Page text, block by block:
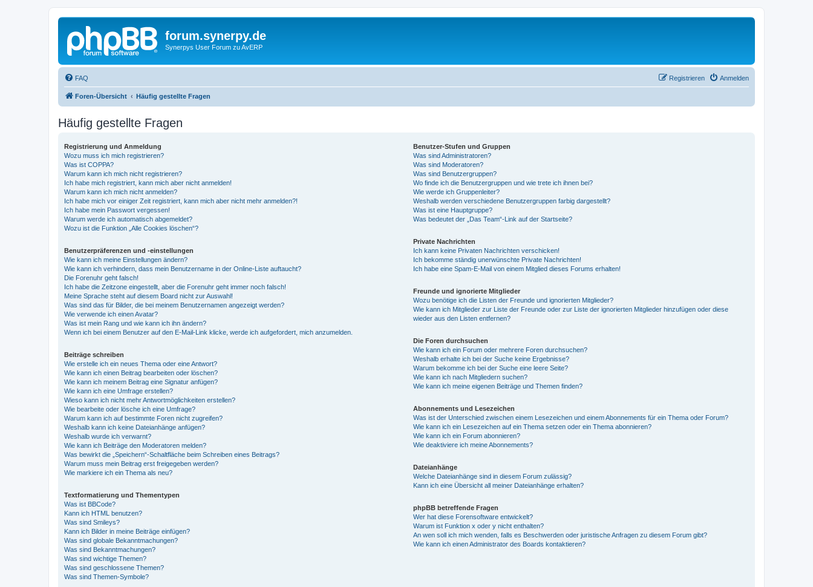
forum.synerpy.de
Synerpys User Forum zu AvERP
FAQ Anmelden
Registrieren
Foren-Übersicht Häufig gestellte Fragen
Häufig gestellte Fragen
Registrierung und Anmeldung
Wozu muss ich mich registrieren?
Was ist COPPA?
Warum kann ich mich nicht registrieren?
Ich habe mich registriert, kann mich aber nicht anmelden!
Warum kann ich mich nicht anmelden?
Ich habe mich vor einiger Zeit registriert, kann mich aber nicht mehr anmelden?!
Ich habe mein Passwort vergessen!
Warum werde ich automatisch abgemeldet?
Wozu ist die Funktion „Alle Cookies löschen“?
Benutzerpräferenzen und -einstellungen
Wie kann ich meine Einstellungen ändern?
Wie kann ich verhindern, dass mein Benutzername in der Online-Liste auftaucht?
Die Forenuhr geht falsch!
Ich habe die Zeitzone eingestellt, aber die Forenuhr geht immer noch falsch!
Meine Sprache steht auf diesem Board nicht zur Auswahl!
Was sind das für Bilder, die bei meinem Benutzernamen angezeigt werden?
Wie verwende ich einen Avatar?
Was ist mein Rang und wie kann ich ihn ändern?
Wenn ich bei einem Benutzer auf den E-Mail-Link klicke, werde ich aufgefordert, mich anzumelden.
Beiträge schreiben
Wie erstelle ich ein neues Thema oder eine Antwort?
Wie kann ich einen Beitrag bearbeiten oder löschen?
Wie kann ich meinem Beitrag eine Signatur anfügen?
Wie kann ich eine Umfrage erstellen?
Wieso kann ich nicht mehr Antwortmöglichkeiten erstellen?
Wie bearbeite oder lösche ich eine Umfrage?
Warum kann ich auf bestimmte Foren nicht zugreifen?
Weshalb kann ich keine Dateianhänge anfügen?
Weshalb wurde ich verwarnt?
Wie kann ich Beiträge den Moderatoren melden?
Was bewirkt die „Speichern“-Schaltfläche beim Schreiben eines Beitrags?
Warum muss mein Beitrag erst freigegeben werden?
Wie markiere ich ein Thema als neu?
Textformatierung und Thementypen
Was ist BBCode?
Kann ich HTML benutzen?
Was sind Smileys?
Kann ich Bilder in meine Beiträge einfügen?
Was sind globale Bekanntmachungen?
Was sind Bekanntmachungen?
Was sind wichtige Themen?
Was sind geschlossene Themen?
Was sind Themen-Symbole?
Benutzer-Stufen und Gruppen
Was sind Administratoren?
Was sind Moderatoren?
Was sind Benutzergruppen?
Wo finde ich die Benutzergruppen und wie trete ich ihnen bei?
Wie werde ich Gruppenleiter?
Weshalb werden verschiedene Benutzergruppen farbig dargestellt?
Was ist eine Hauptgruppe?
Was bedeutet der „Das Team“-Link auf der Startseite?
Private Nachrichten
Ich kann keine Privaten Nachrichten verschicken!
Ich bekomme ständig unerwünschte Private Nachrichten!
Ich habe eine Spam-E-Mail von einem Mitglied dieses Forums erhalten!
Freunde und ignorierte Mitglieder
Wozu benötige ich die Listen der Freunde und ignorierten Mitglieder?
Wie kann ich Mitglieder zur Liste der Freunde oder zur Liste der ignorierten Mitglieder hinzufügen oder diese
wieder aus den Listen entfernen?
Die Foren durchsuchen
Wie kann ich ein Forum oder mehrere Foren durchsuchen?
Weshalb erhalte ich bei der Suche keine Ergebnisse?
Warum bekomme ich bei der Suche eine leere Seite?
Wie kann ich nach Mitgliedern suchen?
Wie kann ich meine eigenen Beiträge und Themen finden?
Abonnements und Lesezeichen
Was ist der Unterschied zwischen einem Lesezeichen und einem Abonnements für ein Thema oder Forum?
Wie kann ich ein Lesezeichen auf ein Thema setzen oder ein Thema abonnieren?
Wie kann ich ein Forum abonnieren?
Wie deaktiviere ich meine Abonnements?
Dateianhänge
Welche Dateianhänge sind in diesem Forum zulässig?
Kann ich eine Übersicht all meiner Dateianhänge erhalten?
phpBB betreffende Fragen
Wer hat diese Forensoftware entwickelt?
Warum ist Funktion x oder y nicht enthalten?
An wen soll ich mich wenden, falls es Beschwerden oder juristische Anfragen zu diesem Forum gibt?
Wie kann ich einen Administrator des Boards kontaktieren?